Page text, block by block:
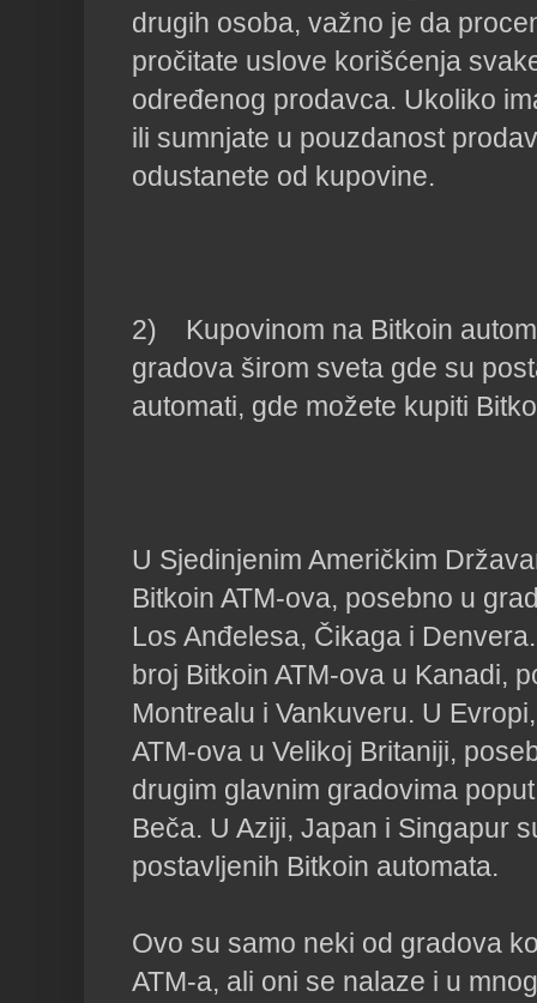
drugih osoba, važno je da
pročitate uslove korišćenja
određenog prodavca. Ukoliko
ili sumnjate u pouzdanost
odustanete od kupovine.
2)    Kupovinom na Bitkoin
gradova širom sveta gde su
automati, gde možete kupiti
U Sjedinjenim Američkim
Bitkoin ATM-ova, posebno u
Los Anđelesa, Čikaga i
broj Bitkoin ATM-ova u Kanadi,
Montrealu i Vankuveru. U
ATM-ova u Velikoj Britaniji,
drugim glavnim gradovima
Beča. U Aziji, Japan i Singapur
postavljenih Bitkoin automata.
Ovo su samo neki od gradova
ATM-a, ali oni se nalaze i u